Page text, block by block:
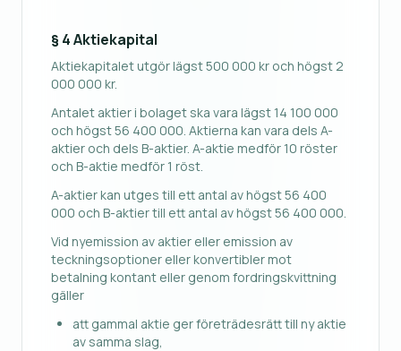
§ 4 Aktiekapital
Aktiekapitalet utgör lägst 500 000 kr och högst 2
000 000 kr.
Antalet aktier i bolaget ska vara lägst 14 100 000
och högst 56 400 000. Aktierna kan vara dels A-
aktier och dels B-aktier. A-aktie medför 10 röster
och B-aktie medför 1 röst.
A-aktier kan utges till ett antal av högst 56 400
000 och B-aktier till ett antal av högst 56 400 000.
Vid nyemission av aktier eller emission av
teckningsoptioner eller konvertibler mot
betalning kontant eller genom fordringskvittning
gäller
att gammal aktie ger företrädesrätt till ny aktie
av samma slag,